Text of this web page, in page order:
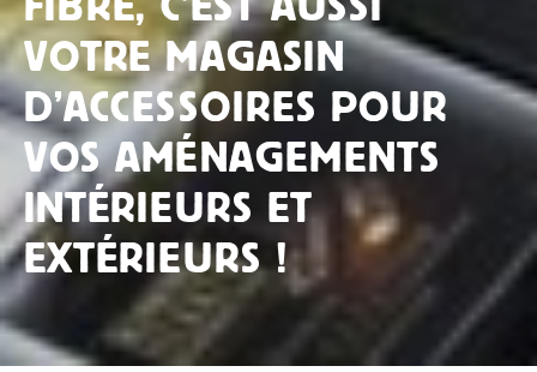
VOTRE MAGASIN
D’ACCESSOIRES POUR
VOS AMÉNAGEMENTS
INTÉRIEURS ET
EXTÉRIEURS !